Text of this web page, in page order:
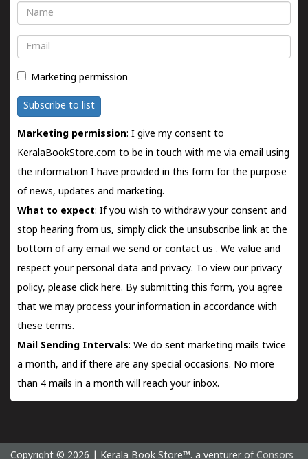
Name
Email
Marketing permission
Subscribe to list
Marketing permission: I give my consent to
KeralaBookStore.com to be in touch with me via email using
the information I have provided in this form for the purpose
of news, updates and marketing.
What to expect: If you wish to withdraw your consent and
stop hearing from us, simply click the unsubscribe link at the
bottom of any email we send orcontact us . We value and
respect your personal data and privacy. To view our privacy
policy, please click here. By submitting this form, you agree
that we may process your information in accordance with
these terms.
Mail Sending Intervals: We do sent marketing mails twice
a month, and if there are any special occasions. No more
than 4 mails in a month will reach your inbox.
Copyright © 2026 | Kerala Book Store™. a venturer of Consors